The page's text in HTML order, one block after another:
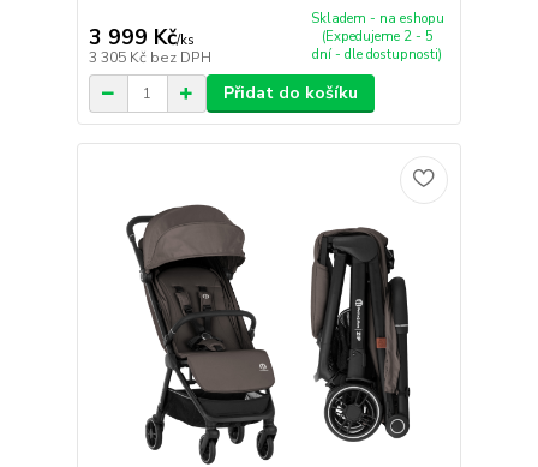
3 999 Kč/ks
3 305 Kč bez DPH
Skladem - na eshopu
(Expedujeme 2 - 5
dní - dle dostupnosti)
Přidat do košíku